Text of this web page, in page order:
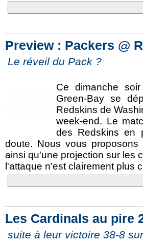
Preview : Packers @
Le réveil du Pack ?
Ce dimanche
Green-Bay se
Redskins de
week-end. Le
des Redskins en
doute. Nous vous
ainsi qu'une projection sur les
l'attaque n'est clairement plus
Les Cardinals au pire
suite à leur victoire 38-8